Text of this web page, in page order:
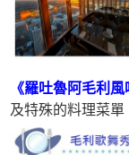
《羅吐魯阿毛利
及特殊的料理菜單